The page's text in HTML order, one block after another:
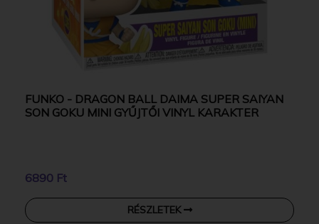
FUNKO - DRAGON BALL DAIMA SUPER SAIYAN
SON GOKU MINI GYŰJTŐI VINYL KARAKTER
6890 Ft
RÉSZLETEK